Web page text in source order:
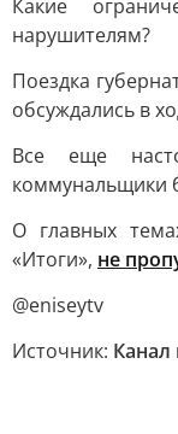
Какие
нарушителям?
Поездка
обсуждались в
Все еще
коммунальщики
О главных
«Итоги», не
@eniseytv
Источник: